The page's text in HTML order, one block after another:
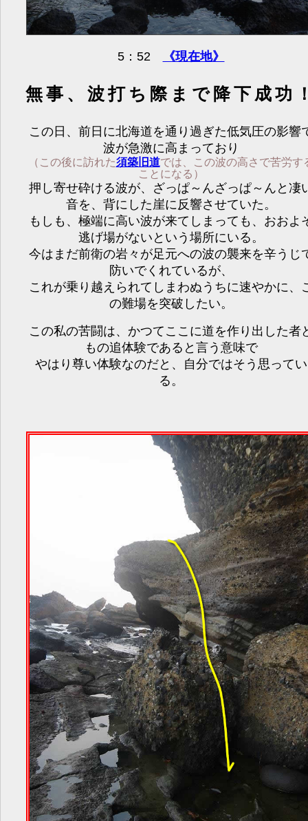
5：52 《現在地》
無事、波打ち際まで降下成功
この日、前日に北海道を通り過ぎた低気圧の影響
波が急激に高まっており
（この後に訪れた須築旧道では、この波の高さで苦労す
ことになる）
押し寄せ砕ける波が、ざっぱ～んざっぱ～んと凄
音を、背にした崖に反響させていた。
もしも、極端に高い波が来てしまっても、おおよ
逃げ場がないという場所にいる。
今はまだ前衛の岩々が足元への波の襲来を辛うじ
防いでくれているが、
これが乗り越えられてしまわぬうちに速やかに、
の難場を突破したい。
この私の苦闘は、かつてここに道を作り出した者
もの追体験であると言う意味で
やはり尊い体験なのだと、自分ではそう思ってい
る。